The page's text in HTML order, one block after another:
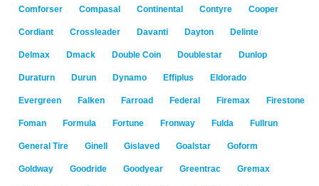
Comforser Compasal Continental Contyre Cooper
Cordiant Crossleader Davanti Dayton Delinte
Delmax Dmack Double Coin Doublestar Dunlop
Duraturn Durun Dynamo Effiplus Eldorado
Evergreen Falken Farroad Federal Firemax Firestone
Foman Formula Fortune Fronway Fulda Fullrun
General Tire Ginell Gislaved Goalstar Goform
Goldway Goodride Goodyear Greentrac Gremax